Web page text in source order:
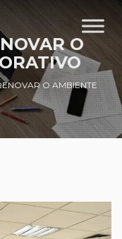
O
O AMBIENTE